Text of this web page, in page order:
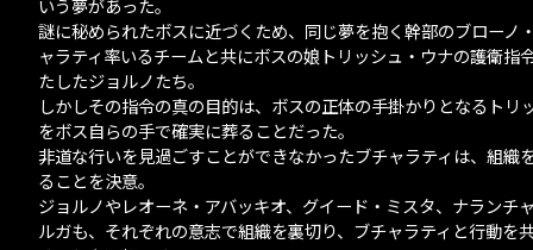
謎に秘められたボスに近づくため、同じ夢を抱く幹部のブローノ
ャラティ率いるチームと共にボスの娘トリッシュ・ウナの護衛指
たしたジョルノたち。
しかしその指令の真の目的は、ボスの正体の手掛かりとなるトリ
をボス自らの手で確実に葬ることだった。
非道な行いを見過ごすことができなかったブチャラティは、組織
ることを決意。
ジョルノやレオーネ・アバッキオ、グイード・ミスタ、ナランチ
ルガも、それぞれの意志で組織を裏切り、ブチャラティと行動を